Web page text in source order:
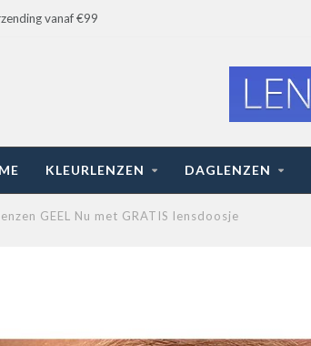
vanaf €99
KLEURLENZEN DAGLENZEN
GEEL Nu met GRATIS lensdoosje